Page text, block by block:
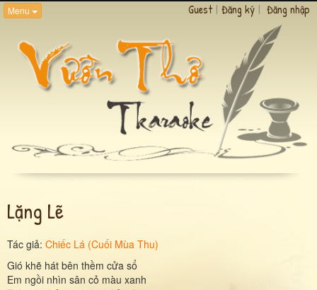
Menu Guest | Đăng ký | Đăng nhập
Lặng Lẽ
Tác giả: Chiếc Lá (Cuối Mùa Thu)
Gió khẽ hát bên thềm cửa sổ
Em ngồi nhìn sân cỏ màu xanh